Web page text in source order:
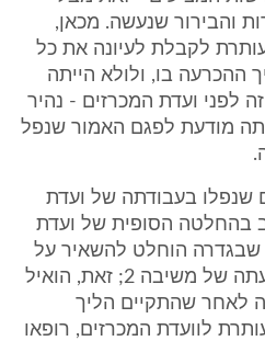
והבירור שנעשה. מכאן,
לקבלת לעיונה את כל
ההכרעה בו, ולולא הייתה
לפני ועדת המכרזים - נהיר
מודעת לפגם האמור שנפל
שנפלו בעבודתה של ועדת
בהחלטה הסופית של ועדת
שבגדרה הוחלט להשאיר על
כנו את הניקוד שניתן להצעתה של משיבה 2; זאת, הואיל
לאחר שהתקיים הליך
לוועדת המכרזים, רופאו